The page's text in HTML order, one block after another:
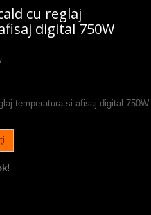
cu reglaj
digital 750W
temperatura si afisaj digital 750W